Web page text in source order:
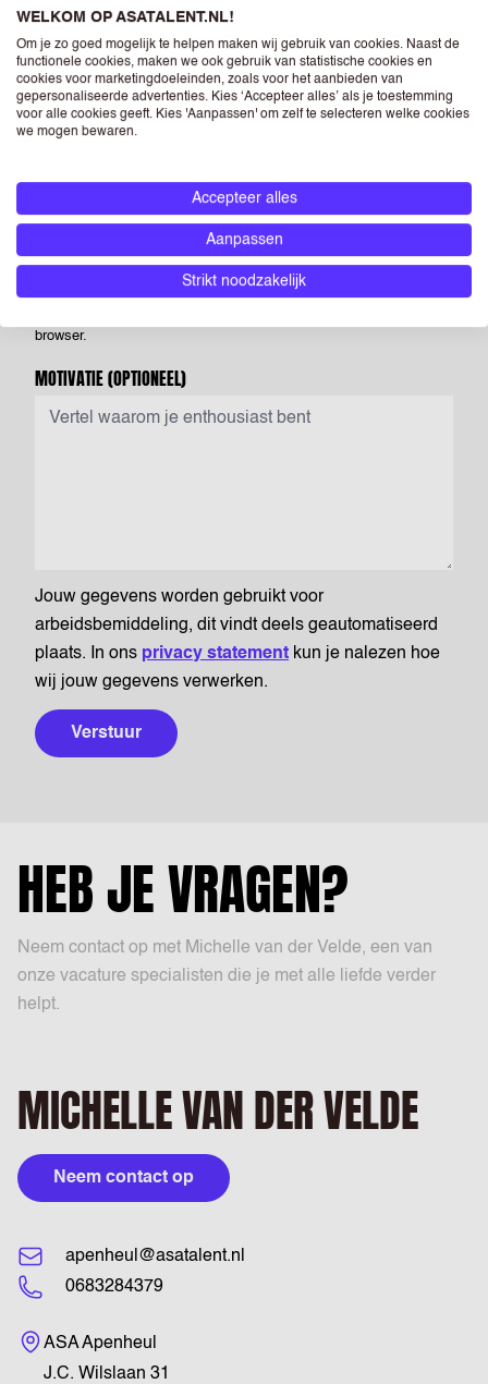
opdrachtgevers waar we je voorstellen. Je kunt een foto opnemen
op je CV, maar als je dit niet doet heeft dit geen negatieve
gevolgen voor je sollicitatie. Als je een foto opneemt in je CV dan
geef je ASA Talent - én de bedrijven die horen bij RGF Staffing the
Netherlands - toestemming om deze te verwerken en te
Voer de URL van jouw openbare LinkedIn-profiel in. Log gewoon in
browser.
MOTIVATIE(OPTIONEEL)
Jouw gegevens worden gebruikt voor
arbeidsbemiddeling, dit vindt deels geautomatiseerd
plaats. In ons privacy statement kun je nalezen hoe
wij jouw gegevens verwerken.
Verstuur
HEB JE VRAGEN?
Neem contact op met Michelle van der Velde, een van
onze vacature specialisten die je met alle liefde verder
helpt.
MICHELLE VAN DER VELDE
Neem contact op
apenheul@asatalent.nl
0683284379
Bezoekadres
ASA Apenheul
J.C. Wilslaan 31
WELKOM OP ASATALENT.NL!
Om je zo goed mogelijk te helpen maken wij gebruik van cookies. Naast de
functionele cookies, maken we ook gebruik van statistische cookies en
cookies voor marketingdoeleinden, zoals voor het aanbieden van
gepersonaliseerde advertenties. Kies ‘Accepteer alles’ als je toestemming
voor alle cookies geeft. Kies 'Aanpassen' om zelf te selecteren welke cookies
we mogen bewaren.
Accepteer alles
Aanpassen
Strikt noodzakelijk